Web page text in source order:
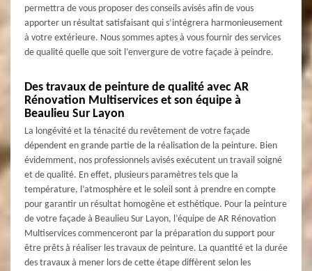
permettra de vous proposer des conseils avisés afin de vous
apporter un résultat satisfaisant qui s’intégrera harmonieusement
à votre extérieure. Nous sommes aptes à vous fournir des services
de qualité quelle que soit l’envergure de votre façade à peindre.
Des travaux de peinture de qualité avec AR
Rénovation Multiservices et son équipe à
Beaulieu Sur Layon
La longévité et la ténacité du revêtement de votre façade
dépendent en grande partie de la réalisation de la peinture. Bien
évidemment, nos professionnels avisés exécutent un travail soigné
et de qualité. En effet, plusieurs paramètres tels que la
température, l’atmosphère et le soleil sont à prendre en compte
pour garantir un résultat homogène et esthétique. Pour la peinture
de votre façade à Beaulieu Sur Layon, l’équipe de AR Rénovation
Multiservices commenceront par la préparation du support pour
être prêts à réaliser les travaux de peinture. La quantité et la durée
des travaux à mener lors de cette étape diffèrent selon les